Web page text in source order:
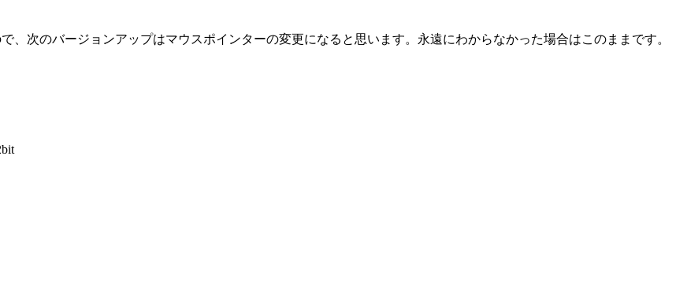
次のバージョンアップはマウスポインターの変更になると思います。永遠にわからなかった場合はこのままです。